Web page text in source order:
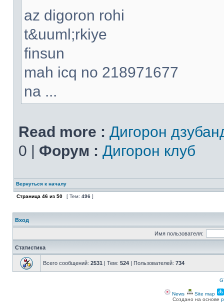
az digoron rohi
t&uuml;rkiye
finsun
mah icq no 218971677
na ...
Read more : Дигорон
0 | Форум : Дигорон клуб
Вернуться к началу
Страница 46 из 50 [ Тем: 496 ]
Вход
Имя пользователя:
Статистика
Всего сообщений: 2531 | Тем: 524 | Пользователей: 734
News Site map
Создано на основе